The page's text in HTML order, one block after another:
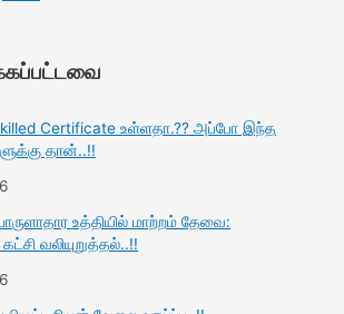
Certificate உள்ளதா.?? அப்போ இந்த
தான்..!!
உத்தியில் மாற்றம் தேவை:
வலியுறுத்தல்..!!